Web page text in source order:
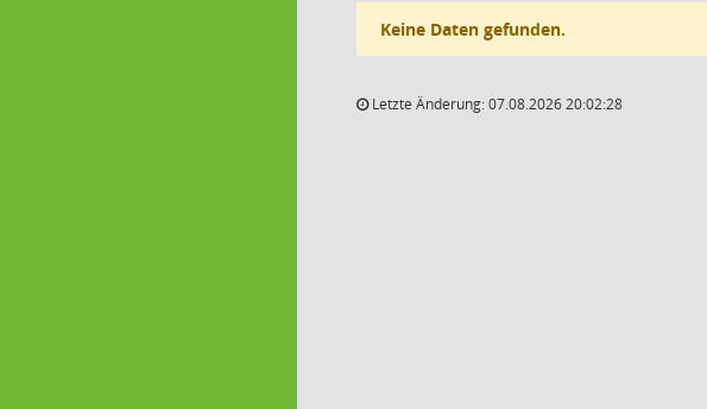
Keine Daten gefunden.
Letzte Änderung: 07.08.2026 20:02:28